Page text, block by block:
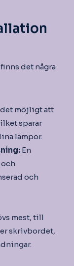
det några
möjligt att
sparar
lampor.
En
och
mest, till
skrivbordet,